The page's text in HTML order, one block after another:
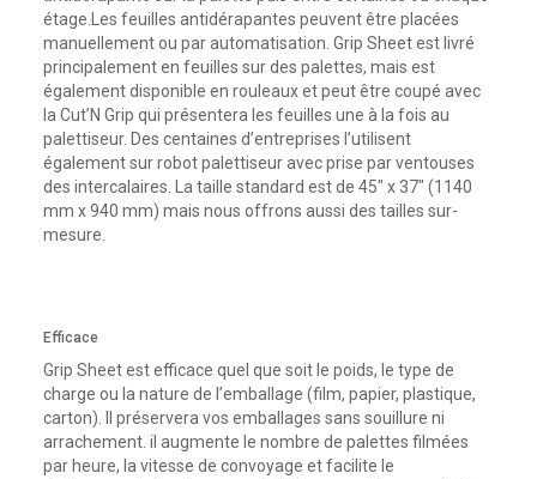
étage.Les feuilles antidérapantes peuvent être placées
manuellement ou par automatisation. Grip Sheet est livré
principalement en feuilles sur des palettes, mais est
également disponible en rouleaux et peut être coupé avec
la Cut’N Grip qui présentera les feuilles une à la fois au
palettiseur. Des centaines d’entreprises l’utilisent
également sur robot palettiseur avec prise par ventouses
des intercalaires. La taille standard est de 45″ x 37″ (1140
mm x 940 mm) mais nous offrons aussi des tailles sur-
mesure.
Efficace
Grip Sheet est efficace quel que soit le poids, le type de
charge ou la nature de l’emballage (film, papier, plastique,
carton). Il préservera vos emballages sans souillure ni
arrachement. il augmente le nombre de palettes filmées
par heure, la vitesse de convoyage et facilite le